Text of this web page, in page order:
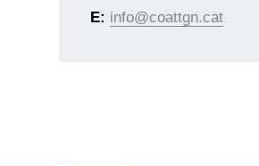
E: info@coattgn.cat